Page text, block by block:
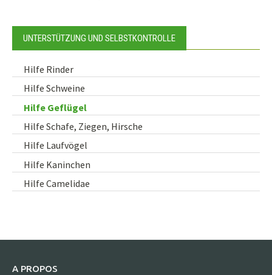
UNTERSTÜTZUNG UND SELBSTKONTROLLE
Hilfe Rinder
Hilfe Schweine
Hilfe Geflügel
Hilfe Schafe, Ziegen, Hirsche
Hilfe Laufvögel
Hilfe Kaninchen
Hilfe Camelidae
A PROPOS